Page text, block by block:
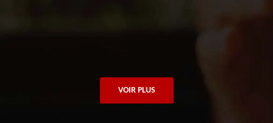
VOIR PLUS